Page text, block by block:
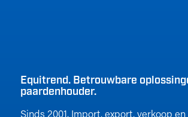
Equitrend. Betrouwbare
paardenhouder.
Sinds 2001. Import, export, verkoop